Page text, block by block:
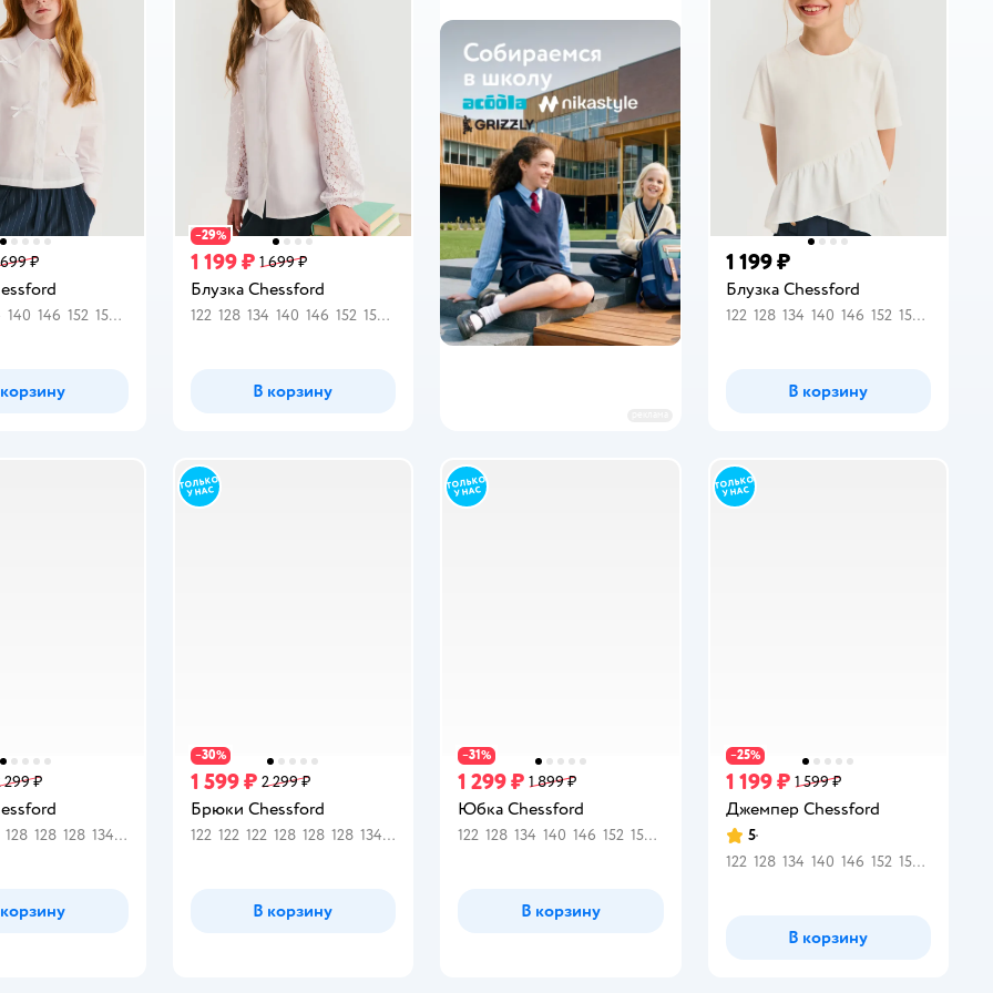
699 ₽
140 146 152 158
−29%
1 199 ₽ 1 699 ₽
Блузка Chessford
122 128 134 140 146 152 158
В корзину
1 199 ₽
Блузка Chessford
122 128 134 140 146 152 158
В корзину
299 ₽
128 128 128 134 134 140 146 146 146 152 152 158 158
−30%
1 599 ₽ 2 299 ₽
Брюки Chessford
122 122 122 128 128 128 134 134 140 146 146 146 152 152 158 158
В корзину
−31 %
1 299 ₽ 1 899 ₽
Юбка Chessford
122 128 134 140 146 152 158
В корзину
−25%
1 199 ₽ 1 599 ₽
Джемпер Chessford
Рейтинг:
5
122 128 134 140 146 152 158
В корзину